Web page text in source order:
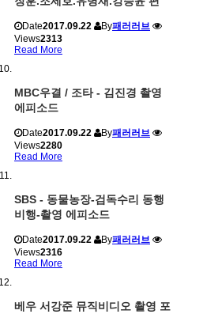
Date2017.09.22 By패러러브
Views2313
Read More
MBC우결 / 조타 - 김진경 촬영
에피소드
Date2017.09.22 By패러러브
Views2280
Read More
SBS - 동물농장-검독수리 동행
비행-촬영 에피소드
Date2017.09.22 By패러러브
Views2316
Read More
베우 서강준 뮤직비디오 촬영 포